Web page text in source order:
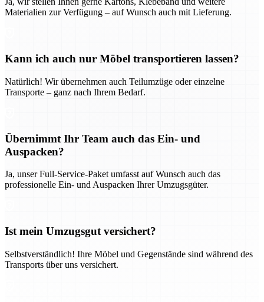
Materialien zur Verfügung – auf Wunsch auch mit Lieferung.
Kann ich auch nur Möbel transportieren lassen?
Natürlich! Wir übernehmen auch Teilumzüge oder einzelne
Transporte – ganz nach Ihrem Bedarf.
Übernimmt Ihr Team auch das Ein- und
Auspacken?
Ja, unser Full-Service-Paket umfasst auf Wunsch auch das
professionelle Ein- und Auspacken Ihrer Umzugsgüter.
Ist mein Umzugsgut versichert?
Selbstverständlich! Ihre Möbel und Gegenstände sind während des
Transports über uns versichert.